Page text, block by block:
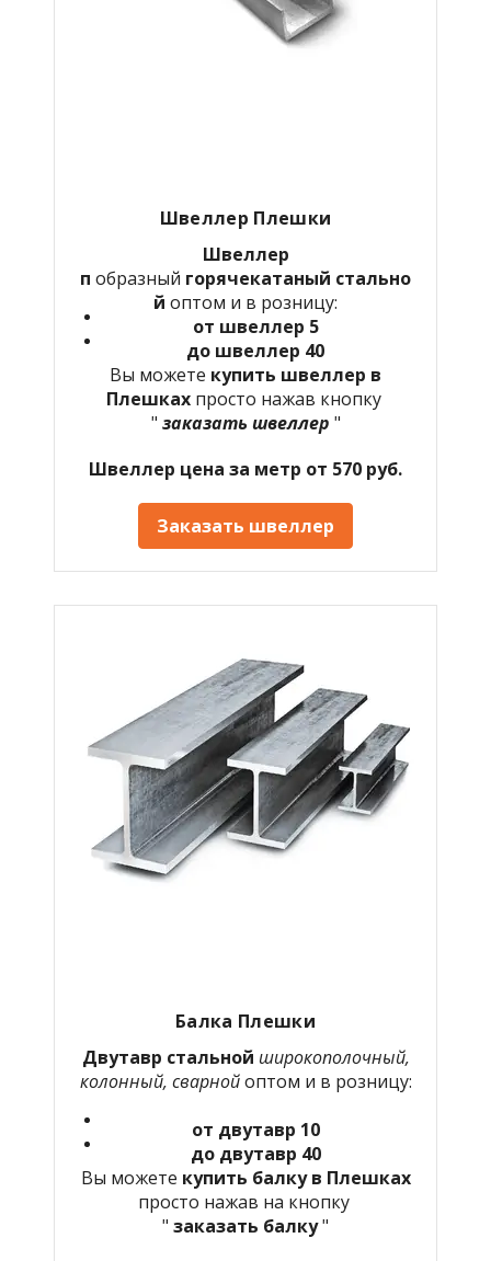
Швеллер Плешки
Швеллер
п образный горячекатаный стально
й оптом и в розницу:
от швеллер 5
до швеллер 40
Вы можете купить швеллер в
Плешках просто нажав кнопку
" заказать швеллер "
Швеллер цена за метр от 570 руб.
Заказать швеллер
Балка Плешки
Двутавр стальной широкополочный,
колонный, сварнойоптом и в розницу:
от двутавр 10
до двутавр 40
Вы можете купить балку в Плешках
просто нажав на кнопку
" заказать балку"